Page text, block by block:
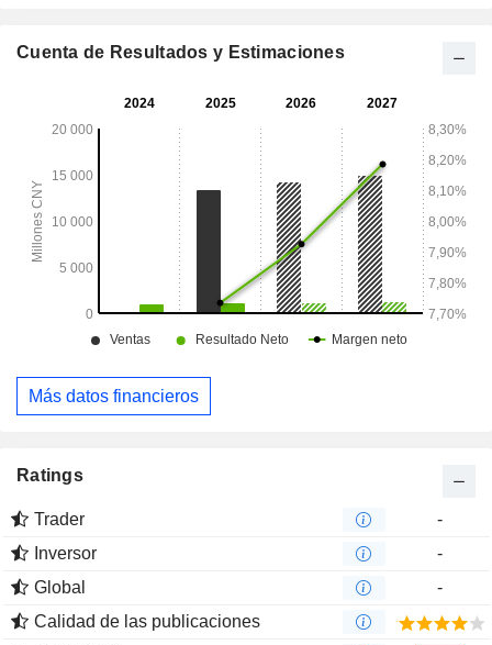
Cuenta de Resultados y Estimaciones
Más datos financieros
Ratings
Trader
-
Inversor
-
Global
-
Calidad de las publicaciones